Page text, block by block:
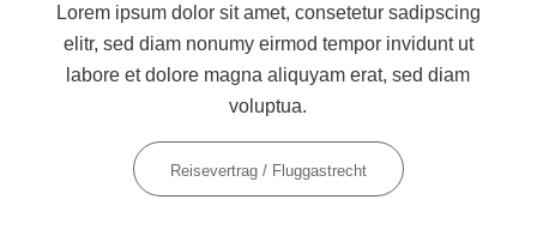
Lorem ipsum dolor sit amet, consetetur sadipscing
elitr, sed diam nonumy eirmod tempor invidunt ut
labore et dolore magna aliquyam erat, sed diam
voluptua.
Reisevertrag / Fluggastrecht